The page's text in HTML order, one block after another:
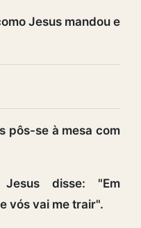
Jesus mandou e
pôs-se à mesa com
disse: "Em
vós vai me trair".